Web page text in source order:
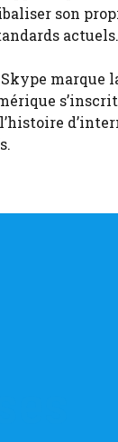
son
actuels.
marque